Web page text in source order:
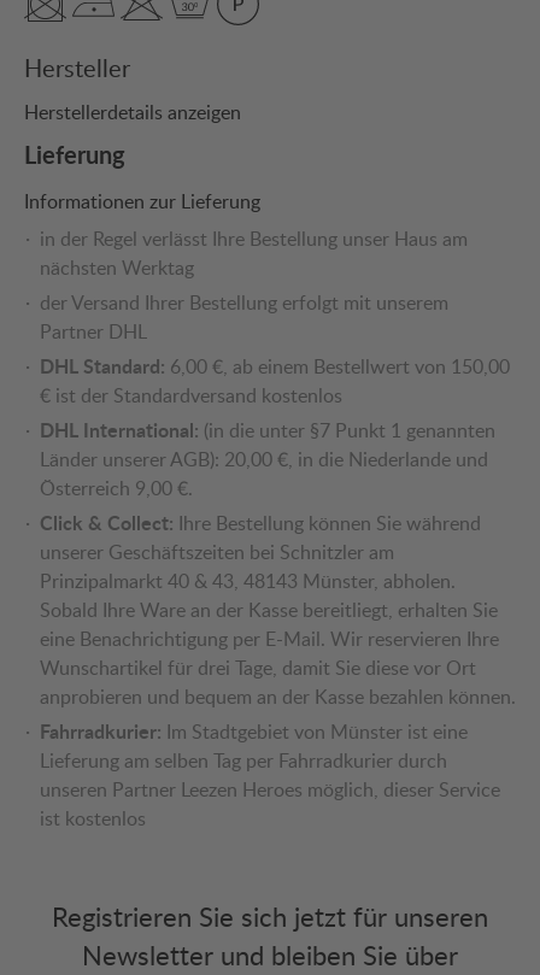
Hersteller
Herstellerdetails anzeigen
Lieferung
Informationen zur Lieferung
in der Regel verlässt Ihre Bestellung unser Haus am
nächsten Werktag
der Versand Ihrer Bestellung erfolgt mit unserem
Partner DHL
DHL Standard: 6,00 €, ab einem Bestellwert von 150,00
€ ist der Standardversand kostenlos
DHL International: (in die unter §7 Punkt 1 genannten
Länder unserer AGB): 20,00 €, in die Niederlande und
Österreich 9,00 €.
Click & Collect: Ihre Bestellung können Sie während
unserer Geschäftszeiten bei Schnitzler am
Prinzipalmarkt 40 & 43, 48143 Münster, abholen.
Sobald Ihre Ware an der Kasse bereitliegt, erhalten Sie
eine Benachrichtigung per E-Mail. Wir reservieren Ihre
Wunschartikel für drei Tage, damit Sie diese vor Ort
anprobieren und bequem an der Kasse bezahlen können.
Fahrradkurier: Im Stadtgebiet von Münster ist eine
Lieferung am selben Tag per Fahrradkurier durch
unseren Partner Leezen Heroes möglich, dieser Service
ist kostenlos
Registrieren Sie sich jetzt für unseren
Newsletter und bleiben Sie über